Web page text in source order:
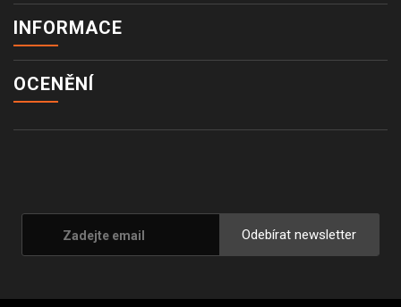
INFORMACE
OCENĚNÍ
Odebírat newsletter